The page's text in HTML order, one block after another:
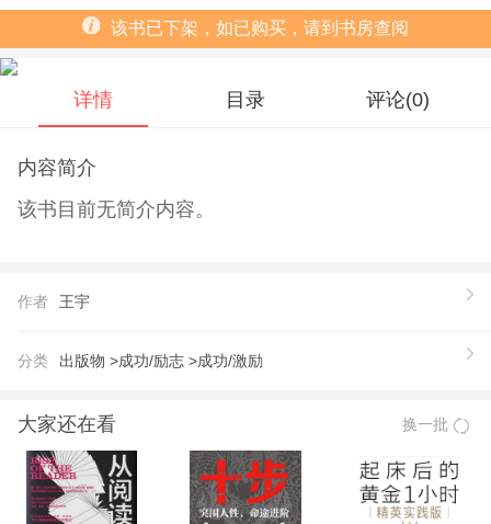
该书已下架，如已购买，请到书房查阅
详情 目录 评论(0)
内容简介
该书目前无简介内容。
作者 王宇
分类 出版物 >成功/励志 >成功/激励
大家还在看 换一批